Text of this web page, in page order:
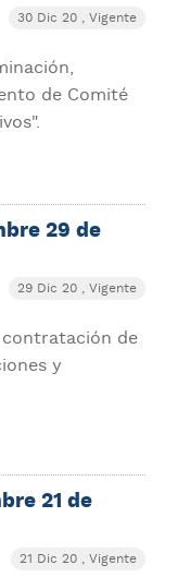
30 Dic 20 , Vigente
de Comité
29 de
29 Dic 20 , Vigente
de
y
21 de
21 Dic 20 , Vigente